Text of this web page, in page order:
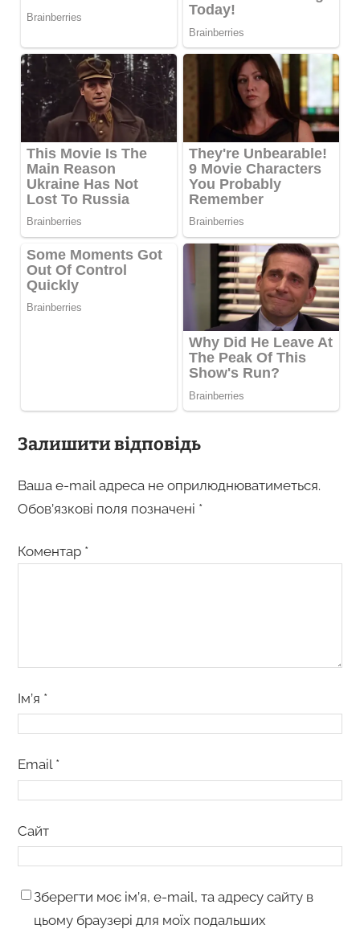
Залишити відповідь
Ваша e-mail адреса не оприлюднюватиметься.
Обов’язкові поля позначені *
Коментар *
Ім’я *
Email *
Сайт
Зберегти моє ім’я, e-mail, та адресу сайту в
цьому браузері для моїх подальших